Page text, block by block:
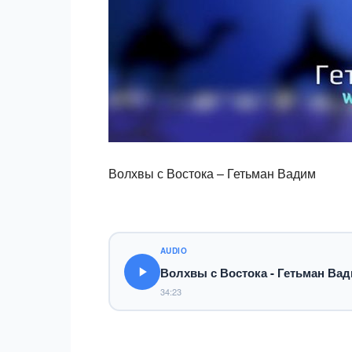
Волхвы с Востока – Гетьман Вадим
AUDIO
Волхвы с Востока - Гетьман
34:23